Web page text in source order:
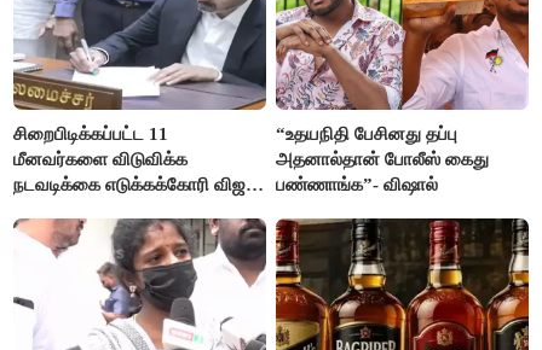
சிறைபிடிக்கப்பட்ட 11
மீனவர்களை விடுவிக்க
நடவடிக்கை எடுக்கக்கோரி விஜய்
“உதயநிதி பேசினது தப்பு
அதனால்தான் போலீஸ் கைது
பண்ணாங்க”- விஷால்